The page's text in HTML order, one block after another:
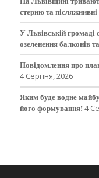
стерню та
У Львівській
озеленення балконів
Повідомлення про
4 Серпня, 2026
Яким буде водне
його формування! 4